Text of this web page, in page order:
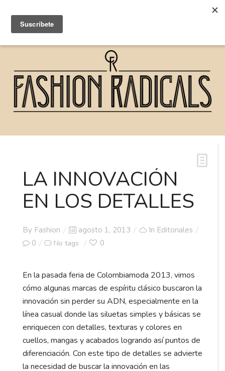
LA INNOVACIÓN
EN LOS DETALLES
By Fashion
Posted
on
agosto 1, 2013 In Editoriales
0
No tags 0
En la pasada feria de Colombiamoda 2013, vimos
cómo algunas marcas de espíritu clásico buscaron la
innovación sin perder su ADN, especialmente en la
línea casual donde las siluetas simples y básicas se
enriquecen con detalles, texturas y colores en
cuellos, mangas y acabados logrando así puntos de
diferenciación. Con este tipo de detalles se advierte
la necesidad de buscar la innovación en las